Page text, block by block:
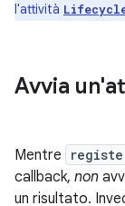
l'attività
Avvia
Mentre
callback, non
un risultato.